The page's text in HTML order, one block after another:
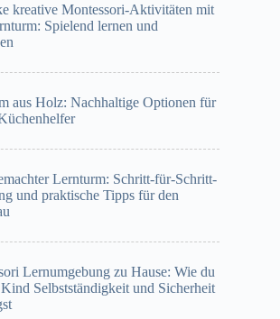
kreative Montessori-Aktivitäten mit
Spielend lernen und
aus Holz: Nachhaltige Optionen für
Lernturm: Schritt-für-Schritt-
und praktische Tipps für den
Lernumgebung zu Hause: Wie du
Selbstständigkeit und Sicherheit